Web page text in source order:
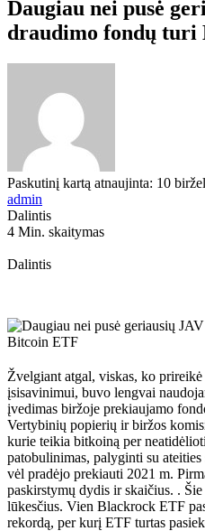
Daugiau nei pusė
draudimo fondų turi
Paskutinį kartą atnaujinta: 10
admin
Dalintis
4 Min. skaitymas
Dalintis
Žvelgiant atgal, viskas, ko
įsisavinimui, buvo lengvai
įvedimas biržoje prekiaujamo
Vertybinių popierių ir biržos
kurie teikia bitkoiną per
patobulinimas, palyginti su
vėl pradėjo prekiauti 2021 m.
paskirstymų dydis ir skaičius. .
lūkesčius. Vien Blackrock ETF
rekordą, per kurį ETF turtas